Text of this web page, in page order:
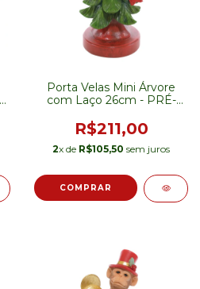
Porta Velas Mini Árvore
com Laço 26cm - PRÉ-
R$211,00
2x de R$105,50 sem juros